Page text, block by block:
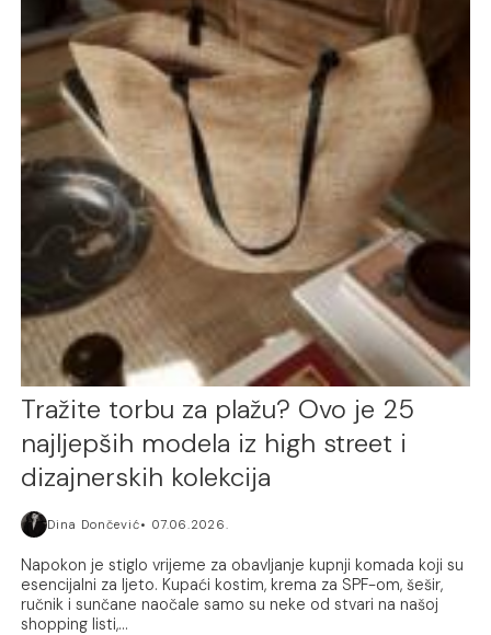
Tražite torbu za plažu? Ovo je 25
najljepših modela iz high street i
dizajnerskih kolekcija
Dina Dončević 07.06.2026.
Napokon je stiglo vrijeme za obavljanje kupnji komada koji su
esencijalni za ljeto. Kupaći kostim, krema za SPF-om, šešir,
ručnik i sunčane naočale samo su neke od stvari na našoj
shopping listi,...